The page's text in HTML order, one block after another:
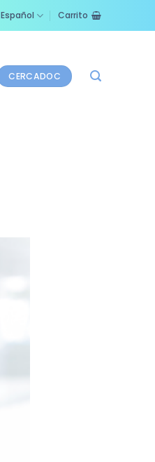
Español Carrito
CERCADOC